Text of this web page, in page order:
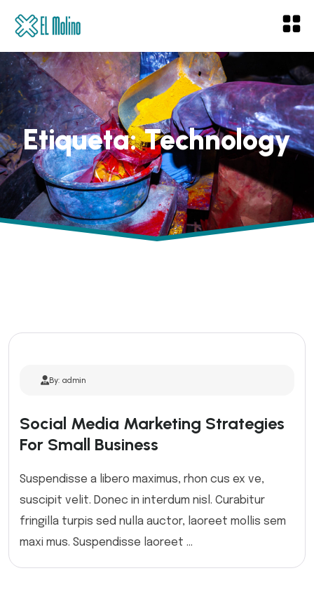
Etiqueta:Technology
By: admin
Social Media Marketing Strategies
For Small Business
Suspendisse a libero maximus, rhon cus ex ve,
suscipit velit. Donec in interdum nisl. Curabitur
fringilla turpis sed nulla auctor, laoreet mollis sem
maxi mus. Suspendisse laoreet ...